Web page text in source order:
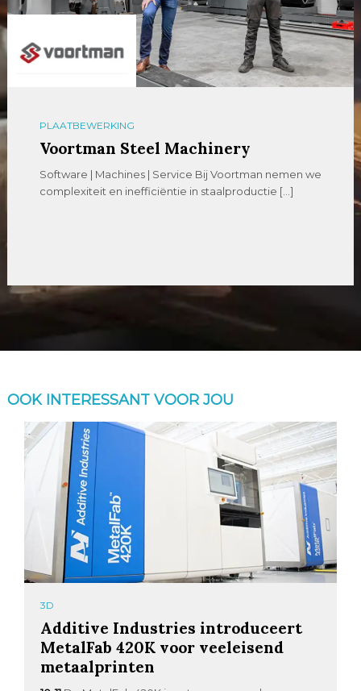
PLAATBEWERKING
Voortman Steel Machinery
Software | Machines | Service Bij Voortman nemen we
complexiteit en inefficiëntie in staalproductie […]
OOK INTERESSANT VOOR JOU
3D
Additive Industries introduceert
MetalFab 420K voor veeleisend
metaalprinten